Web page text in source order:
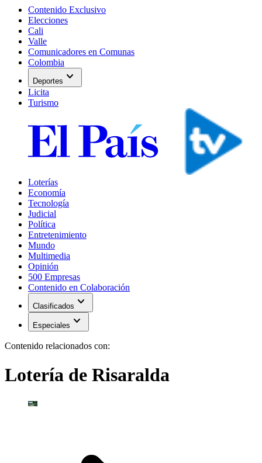
Contenido Exclusivo
Elecciones
Cali
Valle
Comunicadores en Comunas
Colombia
Deportes expand_more
Licita
Turismo
Loterías
Economía
Tecnología
Judicial
Política
Entretenimiento
Mundo
Multimedia
Opinión
500 Empresas
Contenido en Colaboración
Clasificados expand_more
Especiales expand_more
Contenido relacionados con:
Lotería de Risaralda